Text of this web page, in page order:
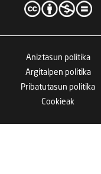
Aniztasun politika
Argitalpen politika
Pribatutasun politika
Cookieak